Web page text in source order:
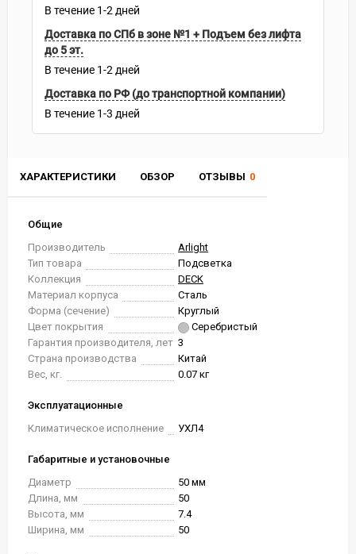
ХАРАКТЕРИСТИКИ ОБЗОР ОТЗЫВЫ 0
Общие
Производитель
Arlight
Тип товара
Подсветка
Коллекция
DECK
Материал корпуса
Сталь
Форма (сечение)
Круглый
Цвет покрытия
Серебристый
Гарантия производителя, лет 3
Страна производства
Китай
Вес, кг.
0.07 кг
Эксплуатационные
Климатическое исполнение
УХЛ4
Габаритные и установочные
Диаметр
50 мм
Длина, мм
50
Высота, мм
7.4
Ширина, мм
50
В течение 1-2 дней
Доставка по СПб в зоне №1 + Подъем без лифта
до 5 эт.
В течение 1-2 дней
Доставка по РФ (до транспортной компании)
В течение 1-3 дней